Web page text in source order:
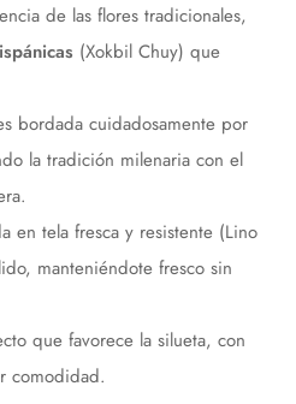
y paga a meses
de crédito
al carrito yelige pagar
y confirma.
con saldo disponible,
de las flores tradicionales,
(Xokbil Chuy) que
bordada cuidadosamente por
la tradición milenaria con el
en tela fresca y resistente (Lino
manteniéndote fresco sin
que favorece la silueta, con
comodidad.